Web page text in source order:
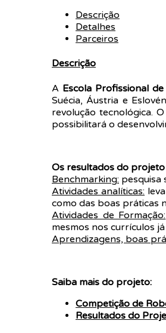
Descrição
Detalhes
Parceiros
Descrição
A Escola Profissional
Suécia, Áustria e
revolução tecnológica.
possibilitará o
Os resultados do
Benchmarking: pesquisa
Atividades analíticas:
como das boas práticas
Atividades de Formação:
mesmos nos currículos
Aprendizagens, boas
Saiba mais do projeto:
Competição de
Resultados do